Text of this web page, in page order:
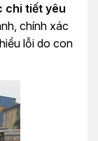
chi tiết yêu
chính xác
lỗi do con